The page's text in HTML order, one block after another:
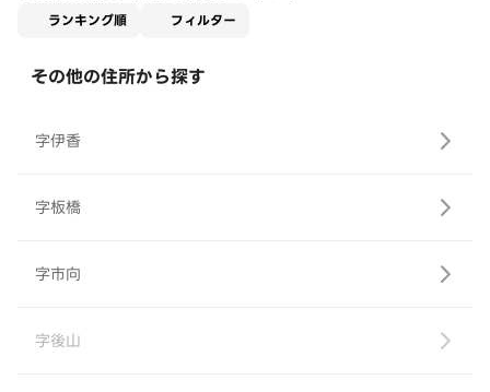
ランキング順 フィルター
その他の住所から探す
字伊香
字板橋
字市向
字後山